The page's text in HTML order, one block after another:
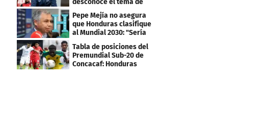
los tiktokers
Pepe Mejía no asegura
que Honduras clasifique
al Mundial 2030: "Sería
mentir"
Tabla de posiciones del
Premundial Sub-20 de
Concacaf: Honduras